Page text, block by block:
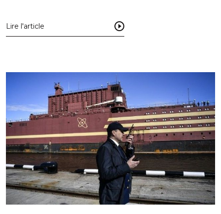
Lire l'article